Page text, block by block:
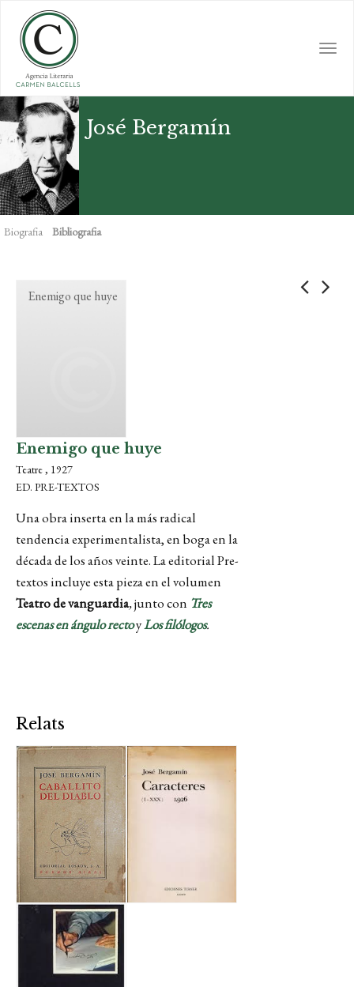
main
content
José Bergamín
Biografia Bibliografia
Enemigo que huye
Enemigo que huye
Teatre , 1927
ED. PRE-TEXTOS
Una obra inserta en la más radical
tendencia experimentalista, en boga en la
década de los años veinte. La editorial Pre-
textos incluye esta pieza en el volumen
Teatro de vanguardia,junto con Tres
escenas en ángulo rectoyLos filólogos.
Relats